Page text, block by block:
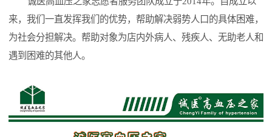
来，我们一直发挥我们的优势，帮助解决弱势人口的具体困难，
为社会分担解决。帮助对象为店内外病人、残疾人、无助老人和
遇到困难的其他人。